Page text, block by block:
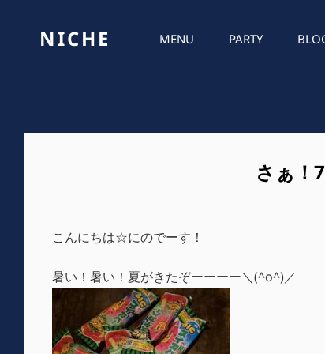
NICHE MENU PARTY
さぁ！
こんにちは☆にのでーす！
暑い！暑い！夏がきたぞーーーー＼(^o^)／